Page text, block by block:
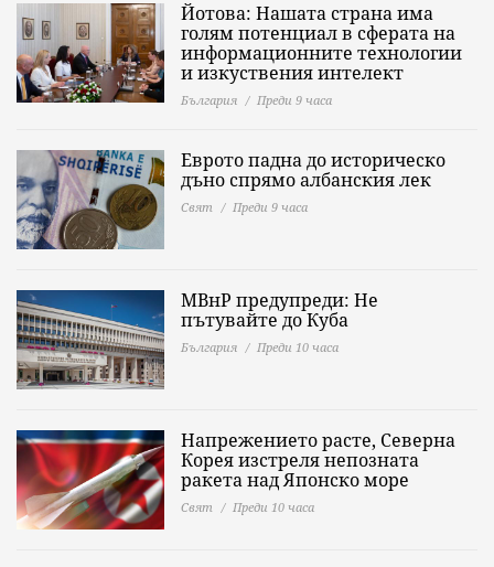
Йотова: Нашата страна има
голям потенциал в сферата на
информационните технологии
и изкуствения интелект
България Преди 9 часа
Еврото падна до историческо
дъно спрямо албанския лек
Свят Преди 9 часа
МВнР предупреди: Не
пътувайте до Куба
България Преди 10 часа
Напрежението расте, Северна
Корея изстреля непозната
ракета над Японско море
Свят Преди 10 часа